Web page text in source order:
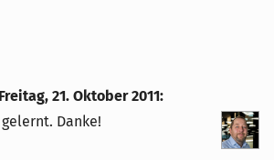
Freitag, 21. Oktober 2011:
Danke!